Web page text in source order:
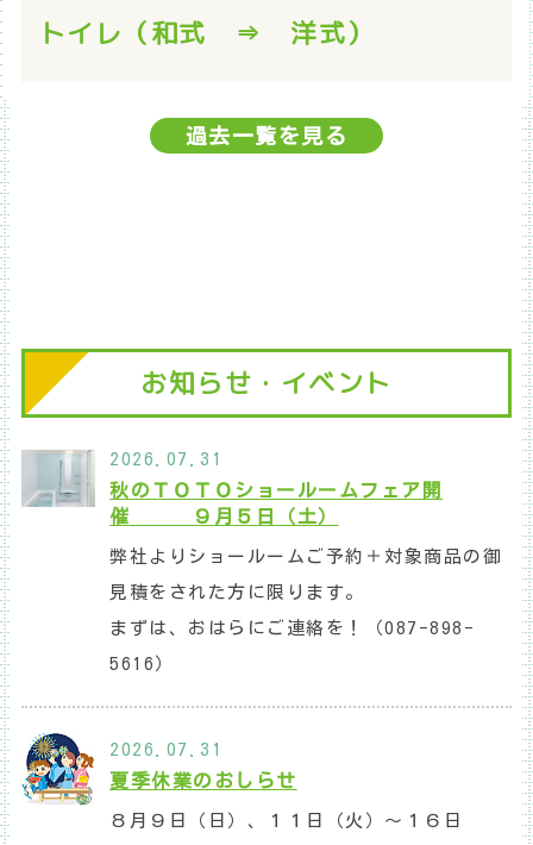
トイレ（和式 ⇒ 洋式）
過去一覧を見る
お知らせ・イベント
2026.07.31
秋のＴＯＴＯショールームフェア開
催 ９月５日（土）
弊社よりショールームご予約＋対象商品の御
見積をされた方に限ります。
まずは、おはらにご連絡を！（087-898-
5616）
2026.07.31
夏季休業のおしらせ
８月９日（日）、１１日（火）～１６日